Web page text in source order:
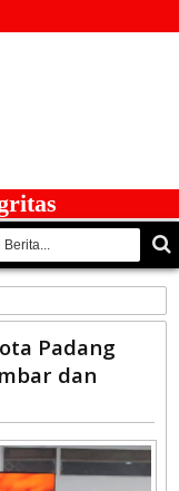
Padang
dan